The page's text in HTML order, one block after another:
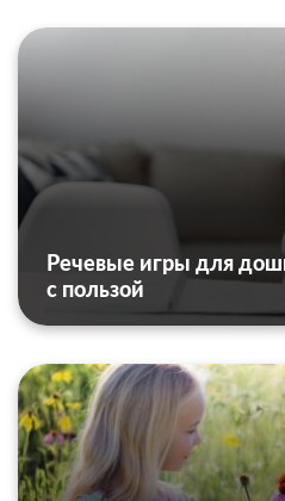
Речевые игры для
с пользой